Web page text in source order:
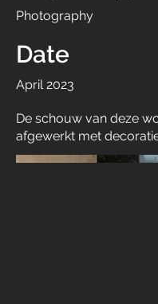
Photography
Date
April 2023
De schouw van deze
afgewerkt met